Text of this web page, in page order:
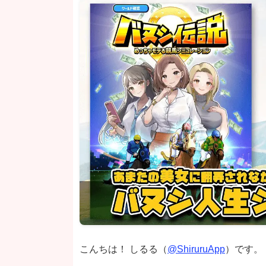
こんちは！ しるる（@ShiruruApp）です。